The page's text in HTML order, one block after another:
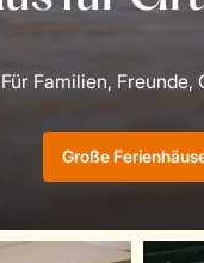
Große